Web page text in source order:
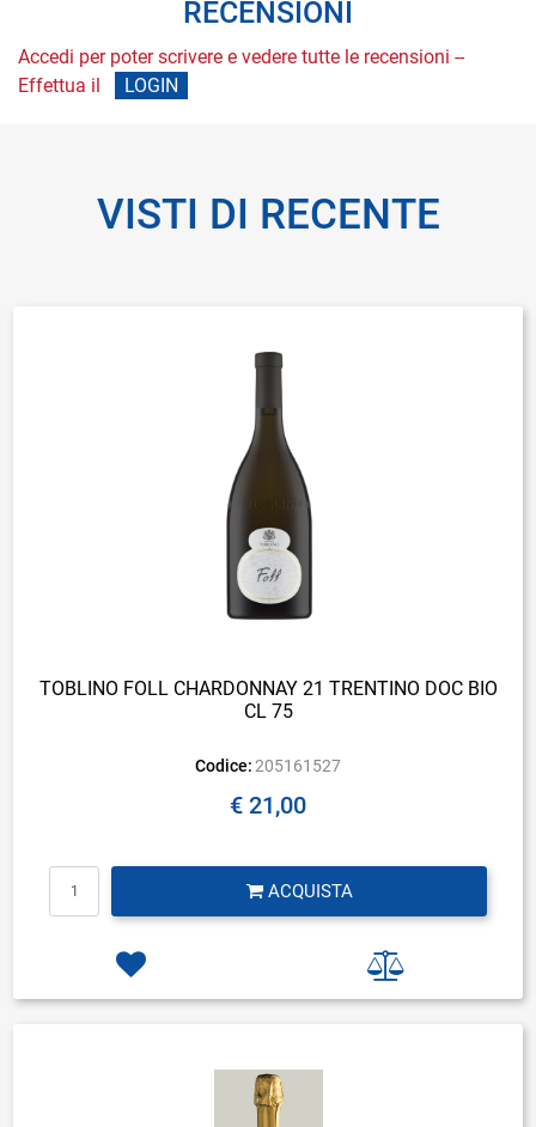
RECENSIONI
Accedi per poter scrivere e vedere tutte le recensioni --
Effettua il
LOGIN
VISTI DI RECENTE
TOBLINO FOLL CHARDONNAY 21 TRENTINO DOC BIO
CL 75
Codice: 205161527
€ 21,00
ACQUISTA